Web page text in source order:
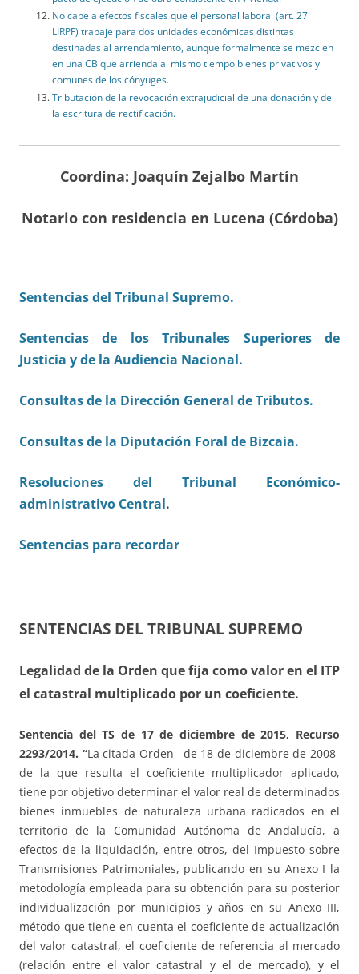
No cabe a efectos fiscales que el personal laboral (art. 27
LIRPF) trabaje para dos unidades económicas distintas
destinadas al arrendamiento, aunque formalmente se mezclen
en una CB que arrienda al mismo tiempo bienes privativos y
comunes de los cónyuges.
Tributación de la revocación extrajudicial de una donación y de
la escritura de rectificación.
Coordina: Joaquín Zejalbo Martín
Notario con residencia en Lucena (Córdoba)
Sentencias del Tribunal Supremo.
Sentencias de los Tribunales Superiores de
Justicia y de la Audiencia Nacional.
Consultas de la Dirección General de Tributos.
Consultas de la Diputación Foral de Bizcaia.
Resoluciones del Tribunal Económico-
administrativo Central.
Sentencias para recordar
SENTENCIAS DEL TRIBUNAL SUPREMO
Legalidad de la Orden que fija como valor en el ITP
el catastral multiplicado por un coeficiente.
Sentencia del TS de 17 de diciembre de 2015, Recurso
2293/2014. “La citada Orden –de 18 de diciembre de 2008-
de la que resulta el coeficiente multiplicador aplicado,
tiene por objetivo determinar el valor real de determinados
bienes inmuebles de naturaleza urbana radicados en el
territorio de la Comunidad Autónoma de Andalucía, a
efectos de la liquidación, entre otros, del Impuesto sobre
Transmisiones Patrimoniales, publicando en su Anexo I la
metodología empleada para su obtención para su posterior
individualización por municipios y años en su Anexo III,
método que tiene en cuenta el coeficiente de actualización
del valor catastral, el coeficiente de referencia al mercado
(relación entre el valor catastral y el de mercado), y el